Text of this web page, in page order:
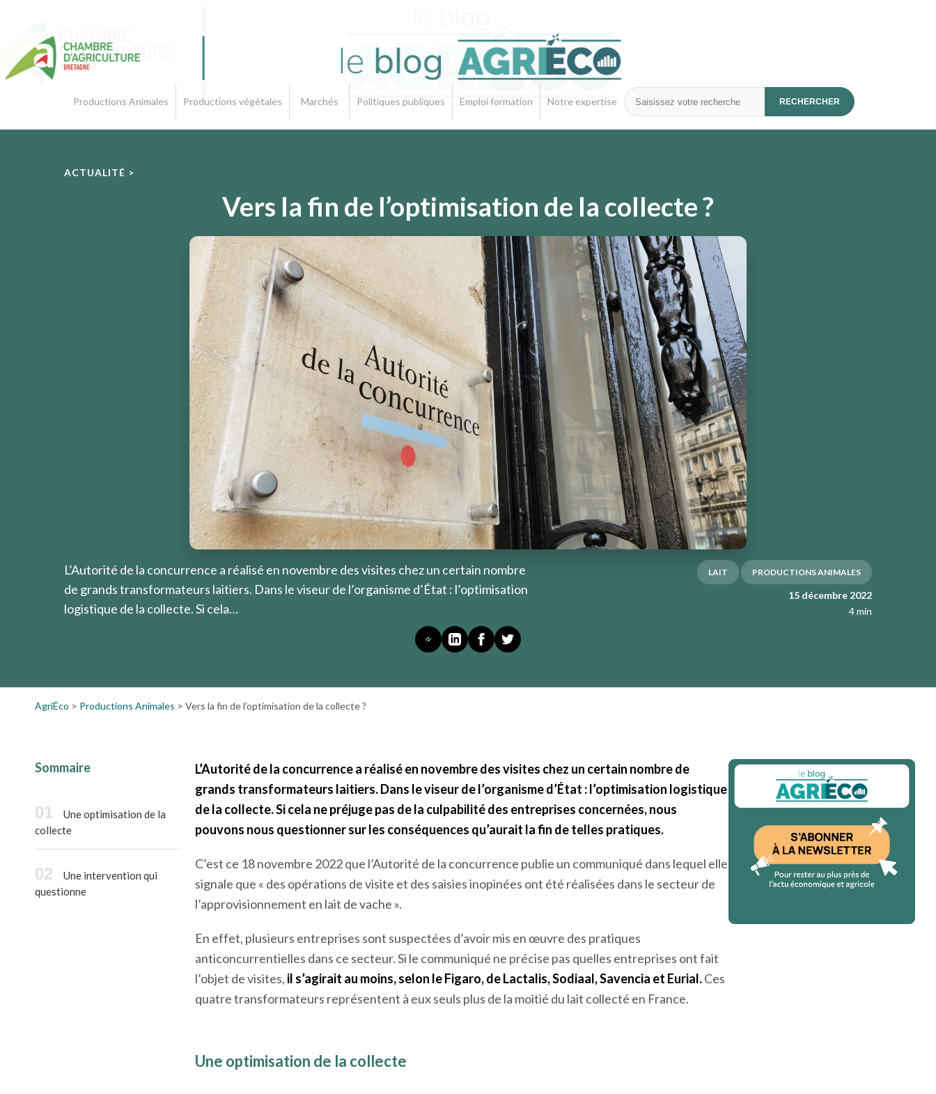
Productions Animales
Vers la fin de l’optimisation de la collecte ?
L’Autorité de la concurrence a réalisé en novembre des visites chez un certain nombre
AgriÉco>Productions Animales Vers la fin de l’optimisation de la collecte ?
Sommaire
Une optimisation de la
collecte
L’Autorité de la concurrence a réalisé en novembredes visites chez un certain nombre de
grands transformateurs laitiers. Dans le viseur de l’organisme d’État : l’optimisation logistique
de la collecte. Si cela ne préjuge pas de la culpabilité des entreprises concernées, nous
pouvons nous questionner sur les conséquences qu’aurait la fin de telles pratiques.
C’est ce 18 novembre 2022 que l’Autorité de la concurrence publie un communiqué dans lequel elle
signale que « des opérations de visite et des saisies inopinées ont été réalisées dans le secteur de
l’approvisionnement en lait de vache ».
En effet, plusieurs entreprises sont suspectées d’avoir mis en œuvre des pratiques
quatre transformateurs représentent à eux seuls